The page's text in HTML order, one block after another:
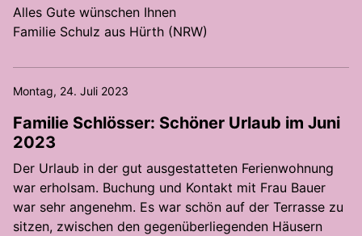
Alles Gute wünschen Ihnen
Familie Schulz aus Hürth (NRW)
Montag, 24. Juli 2023
Familie Schlösser: Schöner Urlaub im Juni
2023
Der Urlaub in der gut ausgestatteten Ferienwohnung
war erholsam. Buchung und Kontakt mit Frau Bauer
war sehr angenehm. Es war schön auf der Terrasse zu
sitzen, zwischen den gegenüberliegenden Häusern